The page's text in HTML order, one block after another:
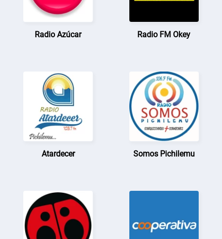
Radio Azúcar Radio FM Okey
Atardecer Somos Pichilemu